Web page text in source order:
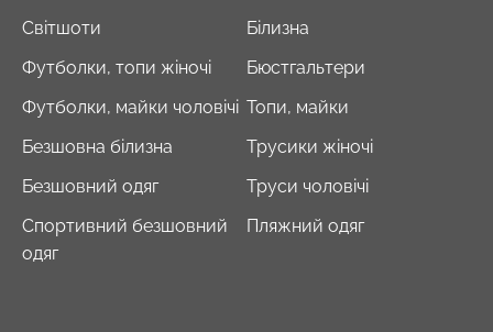
Світшоти
Футболки, топи жіночі
Футболки, майки чоловічі
Безшовна білизна
Безшовний одяг
Спортивний безшовний
одяг
Білизна
Бюстгальтери
Топи, майки
Трусики жіночі
Труси чоловічі
Пляжний одяг